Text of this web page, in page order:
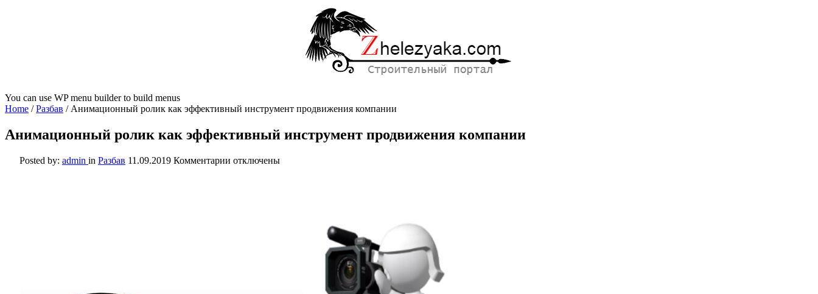
You can use WP menu builder to build menus
Home /Разбав / Анимационный ролик как эффективный инструмент продвижения компании
Анимационный ролик как эффективный инструмент продвижения компании
Posted by: admin in Разбав 11.09.2019 Комментарии
к
отключены